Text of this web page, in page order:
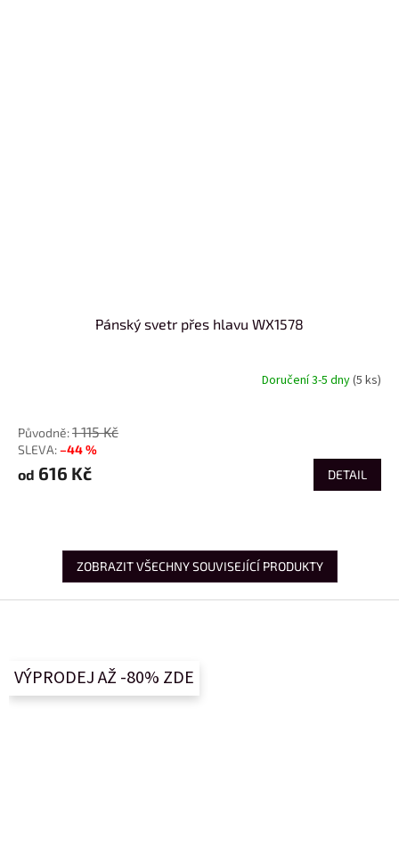
Pánský svetr přes hlavu WX1578
Doručení 3-5 dny(5 ks)
1 115 Kč
–44 %
od 616 Kč DETAIL
ZOBRAZIT VŠECHNY SOUVISEJÍCÍ PRODUKTY
VÝPRODEJ AŽ -80% ZDE